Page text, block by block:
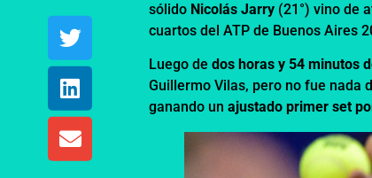
sólido Nicolás Jarry (21°) vino de
cuartos del ATP de Buenos Aires
Luego de dos horas y 54 minutos
Guillermo Vilas, pero no fue nada
ganando un ajustado primer set